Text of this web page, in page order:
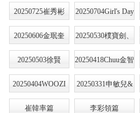
藝琳
20250725崔秀彬 20250704Girl's Day
20250606金珉奎 20250530樸寶劍、
金所泫
20250503徐賢 20250418Chuu金智
雨
20250404WOOZI
李知勛
20250331申敏兒&
李惠利
崔韓率篇 李彩領篇